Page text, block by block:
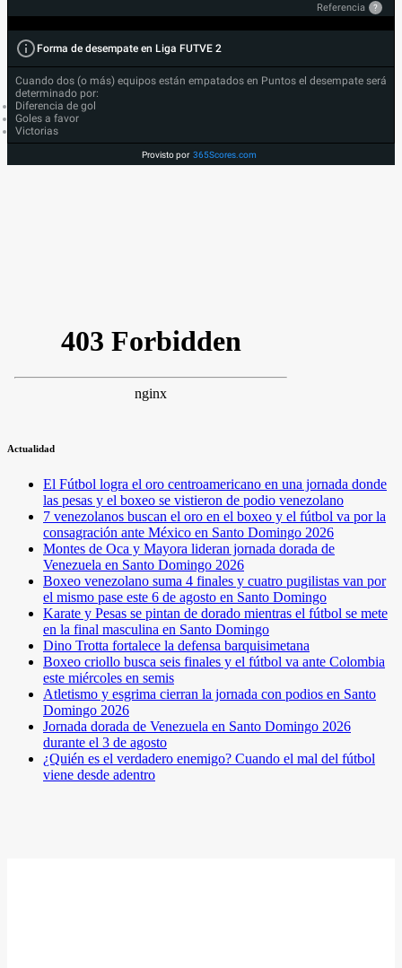
Referencia ?
Forma de desempate en Liga FUTVE 2
Cuando dos (o más) equipos están empatados en Puntos el desempate será
determinado por:
Diferencia de gol
Goles a favor
Victorias
Provisto por 365Scores.com
Actualidad
El Fútbol logra el oro centroamericano en una jornada donde
las pesas y el boxeo se vistieron de podio venezolano
7 venezolanos buscan el oro en el boxeo y el fútbol va por la
consagración ante México en Santo Domingo 2026
Montes de Oca y Mayora lideran jornada dorada de
Venezuela en Santo Domingo 2026
Boxeo venezolano suma 4 finales y cuatro pugilistas van por
el mismo pase este 6 de agosto en Santo Domingo
Karate y Pesas se pintan de dorado mientras el fútbol se mete
en la final masculina en Santo Domingo
Dino Trotta fortalece la defensa barquisimetana
Boxeo criollo busca seis finales y el fútbol va ante Colombia
este miércoles en semis
Atletismo y esgrima cierran la jornada con podios en Santo
Domingo 2026
Jornada dorada de Venezuela en Santo Domingo 2026
durante el 3 de agosto
¿Quién es el verdadero enemigo? Cuando el mal del fútbol
viene desde adentro